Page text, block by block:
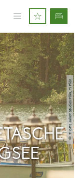
© TI GPS Jalost Studios Plön, TI Plön